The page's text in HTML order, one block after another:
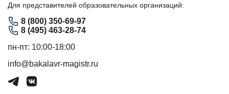
Для представителей образовательных организаций:
8 (800) 350-69-97
8 (495) 463-28-74
пн-пт: 10:00-18:00
info@bakalavr-magistr.ru